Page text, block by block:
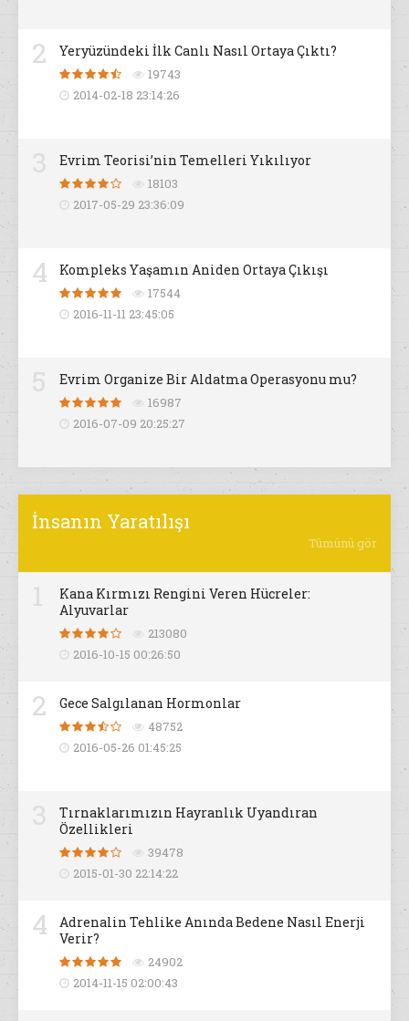
2 Yeryüzündeki İlk Canlı Nasıl Ortaya Çıktı?
19743
2014-02-18 23:14:26
Evrim Teorisi’nin Temelleri Yıkılıyor
18103
2017-05-29 23:36:09
4 Kompleks Yaşamın Aniden Ortaya Çıkışı
17544
2016-11-11 23:45:05
Evrim Organize Bir Aldatma Operasyonu mu?
16987
2016-07-09 20:25:27
İnsanın Yaratılışı
Tümünü gör
Kana Kırmızı Rengini Veren Hücreler:
Alyuvarlar
213080
2016-10-15 00:26:50
2 Gece Salgılanan Hormonlar
48752
2016-05-26 01:45:25
Tırnaklarımızın Hayranlık Uyandıran
Özellikleri
39478
2015-01-30 22:14:22
4
Adrenalin Tehlike Anında Bedene Nasıl Enerji
Verir?
24902
2014-11-15 02:00:43